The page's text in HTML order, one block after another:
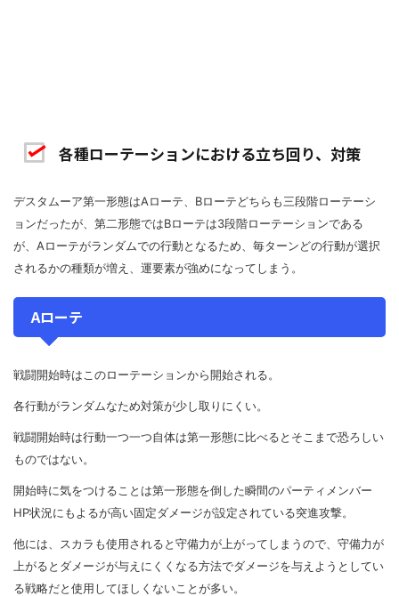
各種ローテーションにおける立ち回り、対策
デスタムーア第一形態はAローテ、Bローテどちらも三段階ローテーシ
ョンだったが、第二形態ではBローテは3段階ローテーションである
が、Aローテがランダムでの行動となるため、毎ターンどの行動が選択
されるかの種類が増え、運要素が強めになってしまう。
Aローテ
戦闘開始時はこのローテーションから開始される。
各行動がランダムなため対策が少し取りにくい。
戦闘開始時は行動一つ一つ自体は第一形態に比べるとそこまで恐ろしい
ものではない。
開始時に気をつけることは第一形態を倒した瞬間のパーティメンバー
HP状況にもよるが高い固定ダメージが設定されている突進攻撃。
他には、スカラも使用されると守備力が上がってしまうので、守備力が
上がるとダメージが与えにくくなる方法でダメージを与えようとしてい
る戦略だと使用してほしくないことが多い。